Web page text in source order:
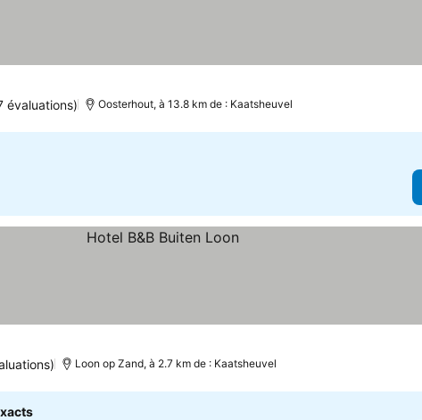
évaluations) Oosterhout, à 13.8 km de : Kaatsheuvel
Loon op Zand, à 2.7 km de : Kaatsheuvel